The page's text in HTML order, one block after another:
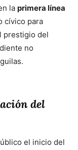
la primera línea
cívico para
prestigio del
no
del
el inicio del